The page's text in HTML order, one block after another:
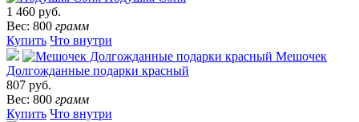
1 460 руб.
Вес: 800 грамм
Купить Что внутри
Мешочек
Долгожданные подарки красный
807 руб.
Вес: 800 грамм
Купить Что внутри